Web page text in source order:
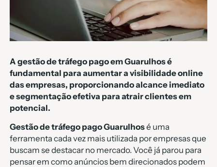
A gestão de tráfego pago em Guarulhos é
fundamental para aumentar a visibilidade online
das empresas, proporcionando alcance imediato
e segmentação efetiva para atrair clientes em
potencial.
Gestão de tráfego pago Guarulhosé uma
ferramenta cada vez mais utilizada por empresas que
buscam se destacar no mercado. Você já parou para
pensar em como anúncios bem direcionados podem